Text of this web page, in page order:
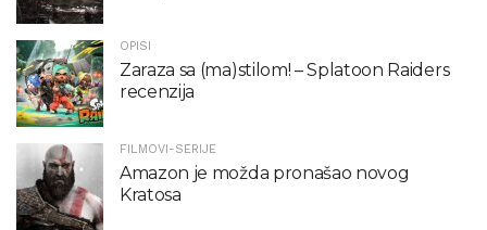
OPISI
Zaraza sa (ma)stilom! – Splatoon Raiders
recenzija
FILMOVI-SERIJE
Amazon je možda pronašao novog
Kratosa